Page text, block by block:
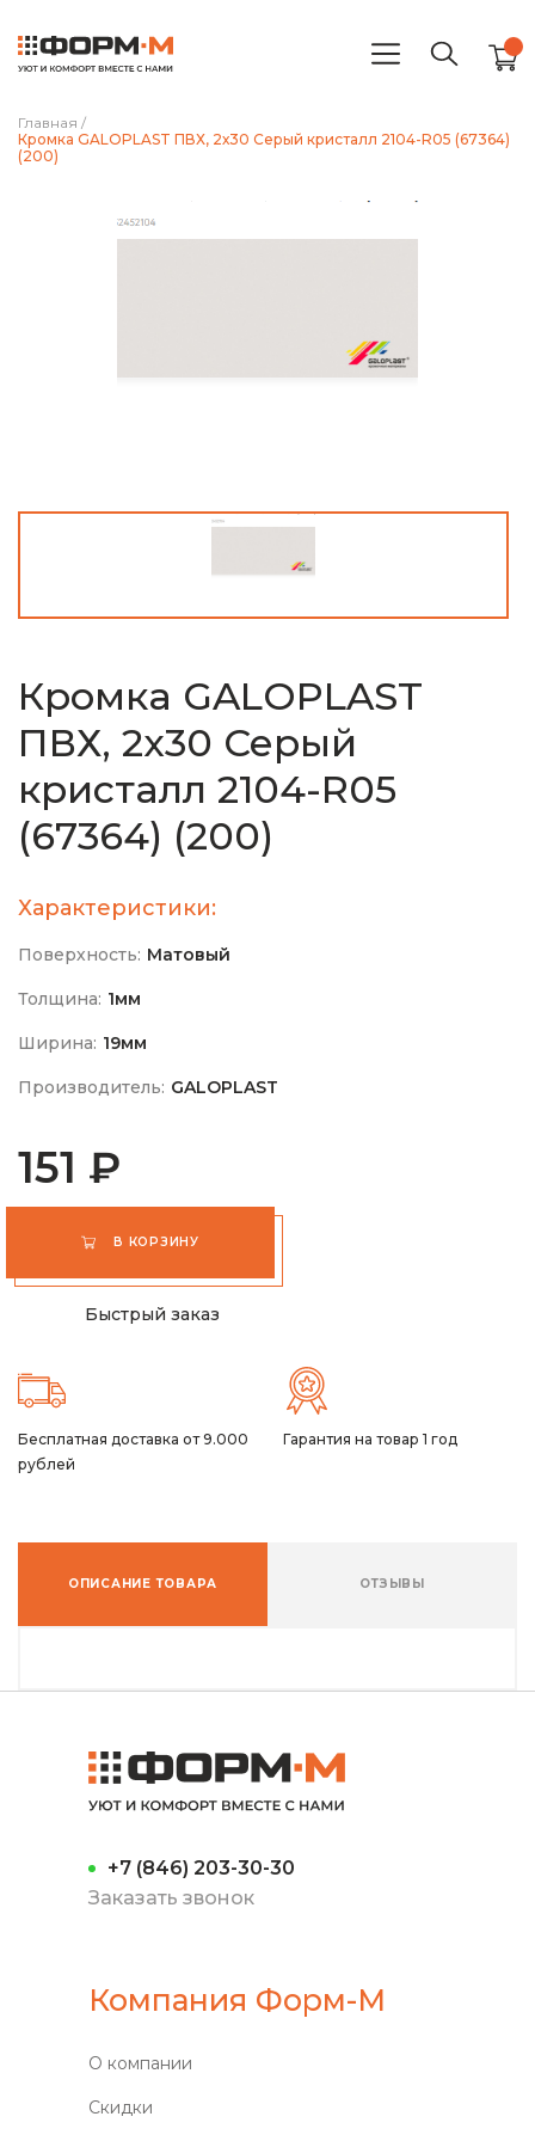
Главная /
Кромка GALOPLAST ПВХ, 2х30 Серый кристалл 2104-R05 (67364)
(200)
Кромка GALOPLAST
ПВХ, 2х30 Серый
кристалл 2104-R05
(67364) (200)
Характеристики:
Поверхность: Матовый
Толщина: 1мм
Ширина: 19мм
Производитель: GALOPLAST
151 ₽
В КОРЗИНУ
Быстрый заказ
Бесплатная доставка от 9.000
рублей
Гарантия на товар 1 год
ОПИСАНИЕ ТОВАРА ОТЗЫВЫ
+7 (846) 203-30-30
Заказать звонок
Компания Форм-М
О компании
Скидки